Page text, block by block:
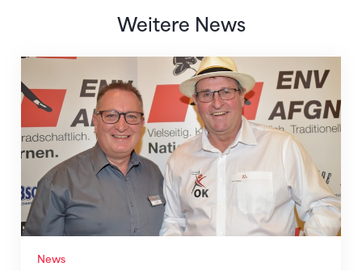
Weitere News
News
Jakob Frischknecht neuer ENV-Präsident